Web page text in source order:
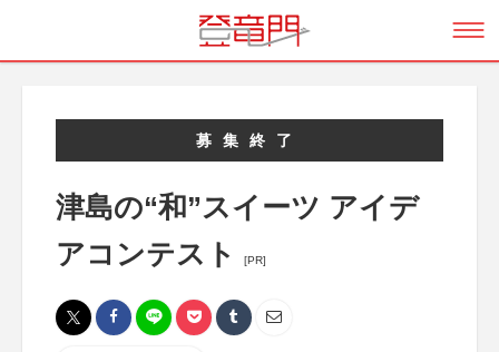
募集終了
津島の“和”スイーツ アイデ
アコンテスト
[PR]